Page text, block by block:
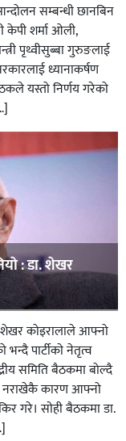
आन्दोलन सम्बन्धी छानबिन
केपी शर्मा ओली,
पृथ्वीसुब्बा गुरुङलाई
ध्यानाकर्षण
यस्तो निर्णय गरेको
: डा. शेखर
शेखर कोइरालाले आफ्नो
पार्टीकाे नेतृत्व
समिति बैठकमा बोल्दै
नराखेकै कारण आफ्नो
गरे। साेही बैठकमा डा.